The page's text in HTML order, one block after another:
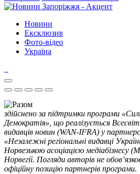
Новини
Ексклюзив
Фото-відео
Україна
здійснено за підтримки програми
Демократія», що реалізується
видавців новин (WAN-IFRA) у
«Незалежні регіональні видавці
Норвезькою асоціацією медіабізнесу
Норвегії. Погляди авторів не
офіційну позицію партнерів програми.